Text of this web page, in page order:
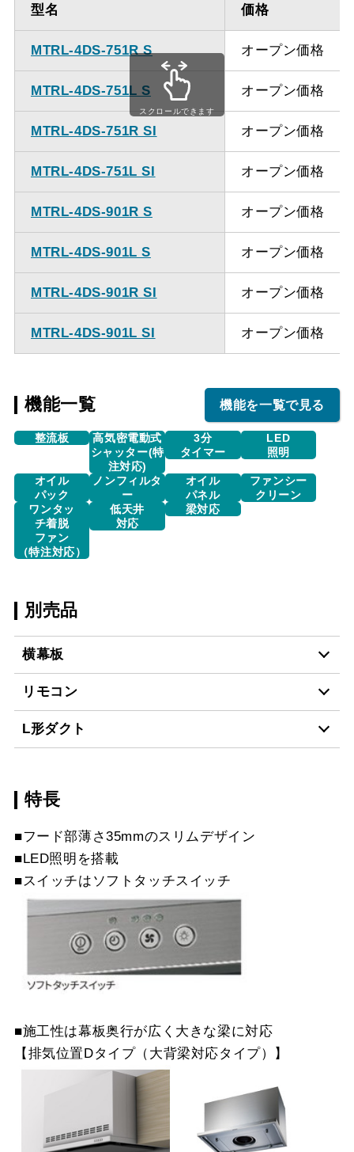
方
備考
点検口を設けての最小寸
法は弊社にお問い合わせ
ください。
型名 価格
MTRL-4DS-751R S オープン価格
MTRL-4DS-751L S オープン価格
MTRL-4DS-751R SI オープン価格
MTRL-4DS-751L SI オープン価格
MTRL-4DS-901R S オープン価格
MTRL-4DS-901L S オープン価格
MTRL-4DS-901R SI オープン価格
MTRL-4DS-901L SI オープン価格
スクロールできます
機能一覧 機能を一覧で見る
整流板
高気密電動式
シャッター(特
注対応)
3分
タイマー
LED
照明
オイル
パック
ノンフィルタ
ー
オイル
パネル
ファンシー
クリーン
ワンタッ
チ着脱
ファン
（特注対応）
低天井
対応
梁対応
別売品
横幕板
YMP465-MTD465R
S
¥15,840（税抜価格 ￥
S
YMP465-MTD465R
YMP465-MTD465L
リモコン
L形ダクト
LD-15
スクロールできます
特長
■フード部薄さ35mmのスリムデザイン
■LED照明を搭載
■スイッチはソフトタッチスイッチ
■施工性は幕板奥行が広く大きな梁に対応
【排気位置Dタイプ（大背梁対応タイプ）】